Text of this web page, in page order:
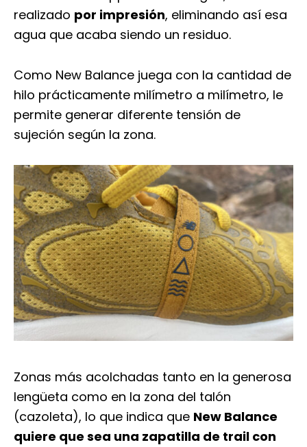
realizado por impresión, eliminando así esa
agua que acaba siendo un residuo.
Como New Balance juega con la cantidad de
hilo prácticamente milímetro a milímetro, le
permite generar diferente tensión de
sujeción según la zona.
Zonas más acolchadas tanto en la generosa
lengüeta como en la zona del talón
(cazoleta), lo que indica que New Balance
quiere que sea una zapatilla de trail con